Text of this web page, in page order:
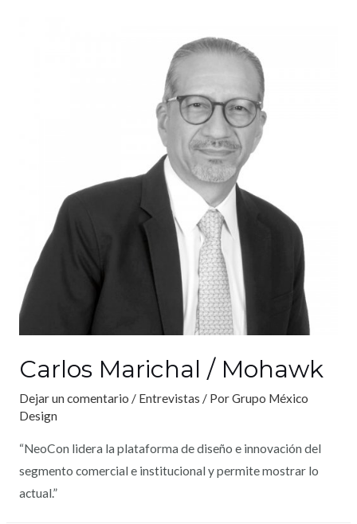
Carlos Marichal / Mohawk
Dejar un comentario / Entrevistas / PorGrupo México
Design
“NeoCon lidera la plataforma de diseño e innovación del
segmento comercial e institucional y permite mostrar lo
actual.”